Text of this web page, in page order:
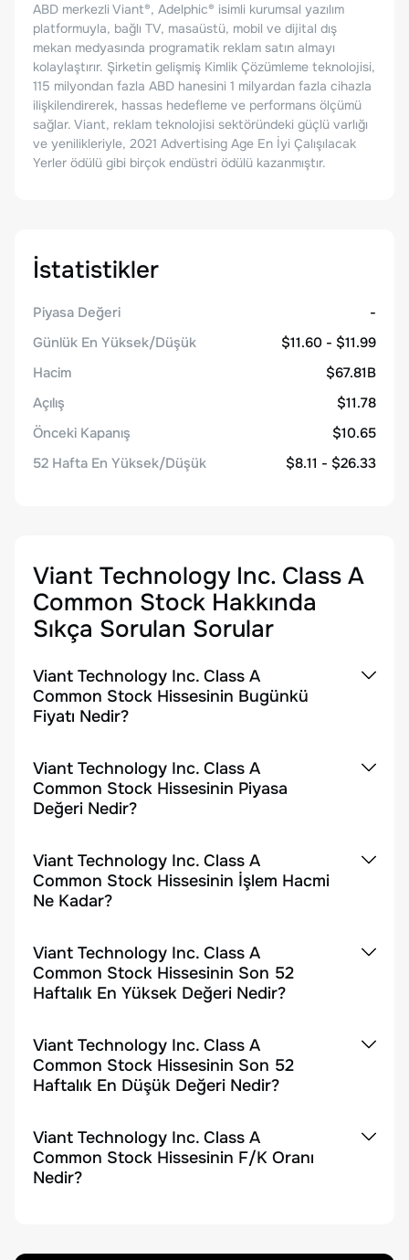
ABD merkezli Viant®, Adelphic® isimli kurumsal yazılım
platformuyla, bağlı TV, masaüstü, mobil ve dijital dış
mekan medyasında programatik reklam satın almayı
kolaylaştırır. Şirketin gelişmiş Kimlik Çözümleme teknolojisi,
115 milyondan fazla ABD hanesini 1 milyardan fazla cihazla
ilişkilendirerek, hassas hedefleme ve performans ölçümü
sağlar. Viant, reklam teknolojisi sektöründeki güçlü varlığı
ve yenilikleriyle, 2021 Advertising Age En İyi Çalışılacak
Yerler ödülü gibi birçok endüstri ödülü kazanmıştır.
İstatistikler
Piyasa Değeri
-
Günlük En Yüksek/Düşük
$11.60 - $11.99
Hacim
$67.81B
Açılış
$11.78
Önceki Kapanış
$10.65
52 Hafta En Yüksek/Düşük
$8.11 - $26.33
Viant Technology Inc. Class A
Common Stock Hakkında
Sıkça Sorulan Sorular
Viant Technology Inc. Class A
Common Stock Hissesinin Bugünkü
Fiyatı Nedir?
Viant Technology Inc. Class A
Common Stock Hissesinin Piyasa
Değeri Nedir?
Viant Technology Inc. Class A
Common Stock Hissesinin İşlem Hacmi
Ne Kadar?
Viant Technology Inc. Class A
Common Stock Hissesinin Son 52
Haftalık En Yüksek Değeri Nedir?
Viant Technology Inc. Class A
Common Stock Hissesinin Son 52
Haftalık En Düşük Değeri Nedir?
Viant Technology Inc. Class A
Common Stock Hissesinin F/K Oranı
Nedir?